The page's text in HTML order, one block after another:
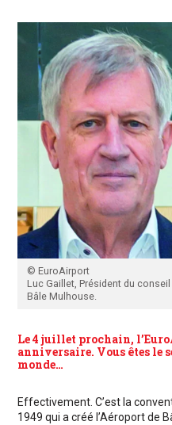
© EuroAirport
Luc Gaillet, Président du
Bâle Mulhouse.
Le 4 juillet prochain,
anniversaire. Vous êtes le
monde…
Effectivement. C’est la
1949 qui a créé l’Aéroport de